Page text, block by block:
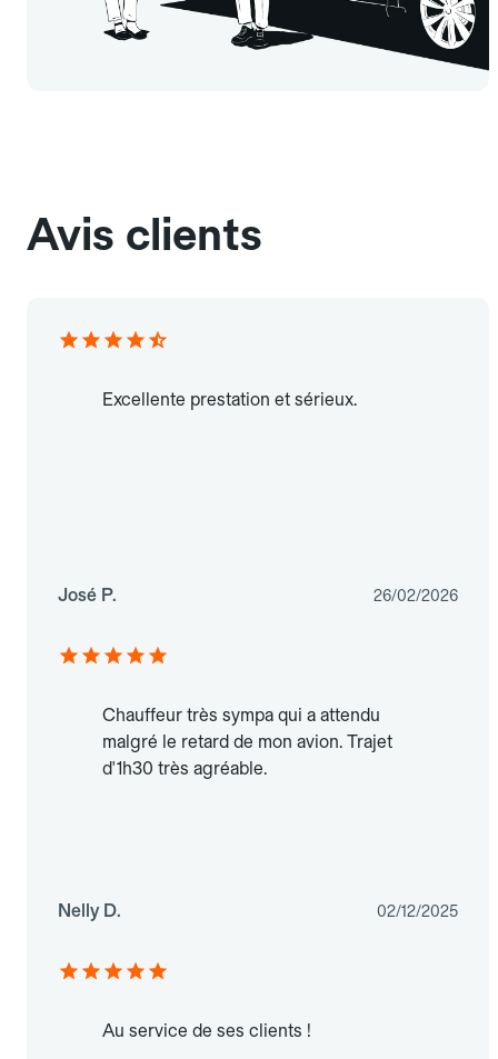
Avis clients
Excellente prestation et sérieux.
José P. 26/02/2026
Chauffeur très sympa qui a attendu
malgré le retard de mon avion. Trajet
d'1h30 très agréable.
Nelly D. 02/12/2025
Au service de ses clients !